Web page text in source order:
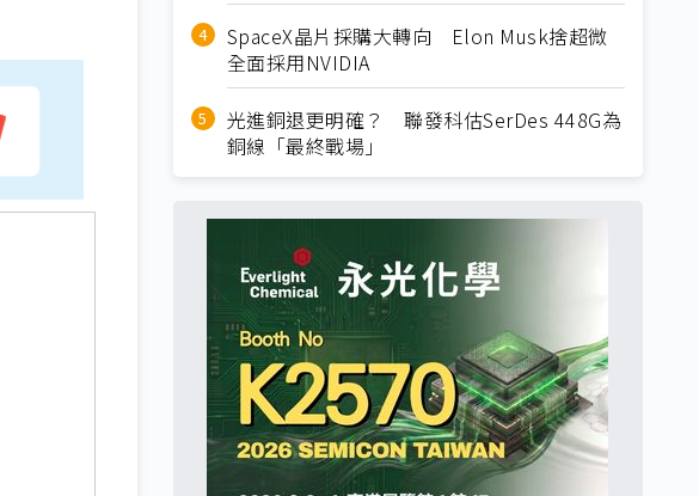
SpaceX晶片採購大轉向 Elon Musk捨超微
全面採用NVIDIA
光進銅退更明確？ 聯發科估SerDes 448G為
銅線「最終戰場」